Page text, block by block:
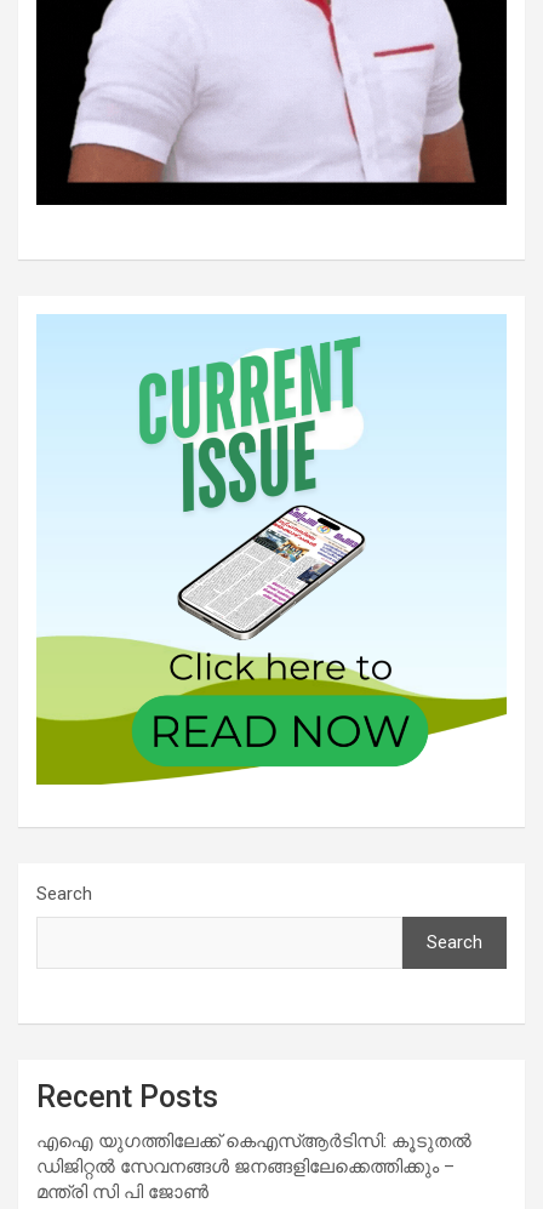
Search
Search
Recent Posts
എഐ യുഗത്തിലേക്ക് കെഎസ്ആർടിസി: കൂടുതൽ
ഡിജിറ്റൽ സേവനങ്ങൾ ജനങ്ങളിലേക്കെത്തിക്കും –
മന്ത്രി സി പി ജോൺ